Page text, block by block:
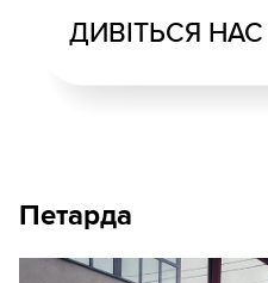
ДИВІТЬСЯ НАС
Петарда